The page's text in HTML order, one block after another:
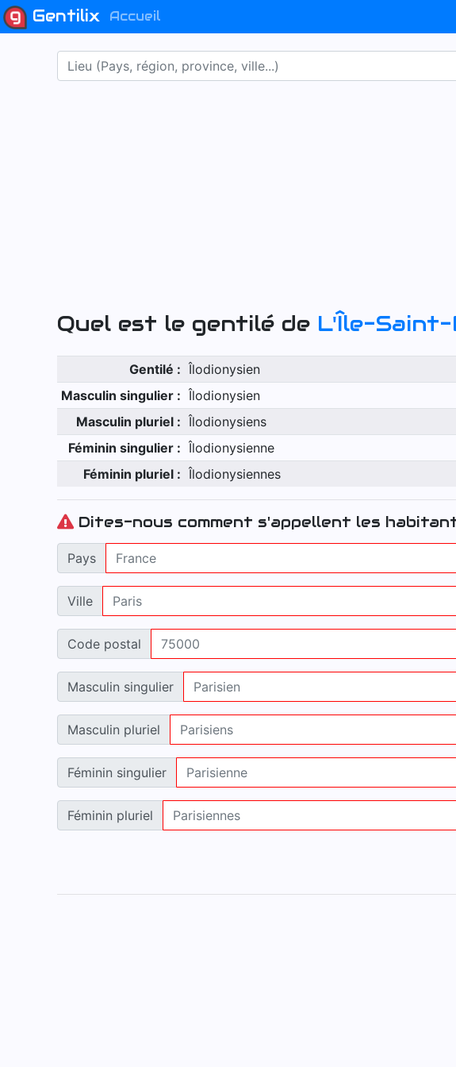
Gentilix Accueil
Quel est le gentilé de L'Île-Saint-
Gentilé : Îlodionysien
Masculin singulier : Îlodionysien
Masculin pluriel : Îlodionysiens
Féminin singulier : Îlodionysienne
Féminin pluriel : Îlodionysiennes
Dites-nous comment s'appellent les
Pays
Ville
Code postal
Masculin singulier
Masculin pluriel
Féminin singulier
Féminin pluriel